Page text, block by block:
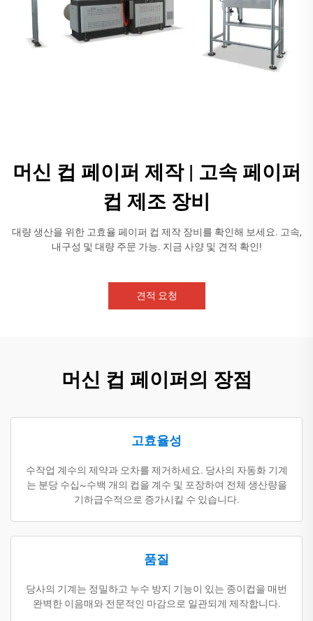
머신 컵 페이퍼 제작 | 고속 페이퍼
컵 제조 장비
대량 생산을 위한 고효율 페이퍼 컵 제작 장비를 확인해 보세요. 고속,
내구성 및 대량 주문 가능. 지금 사양 및 견적 확인!
견적 요청
머신 컵 페이퍼의 장점
고효율성
수작업 계수의 제약과 오차를 제거하세요. 당사의 자동화 기계
는 분당 수십~수백 개의 컵을 계수 및 포장하여 전체 생산량을
기하급수적으로 증가시킬 수 있습니다.
품질
당사의 기계는 정밀하고 누수 방지 기능이 있는 종이컵을 매번
완벽한 이음매와 전문적인 마감으로 일관되게 제작합니다.